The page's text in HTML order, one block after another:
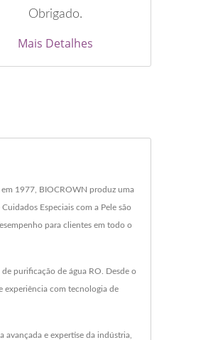
Obrigado.
Mais Detalhes
1977, BIOCROWN produz uma
Especiais com a Pele são
para clientes em todo o
purificação de água RO. Desde o
experiência com tecnologia de
e expertise da indústria,